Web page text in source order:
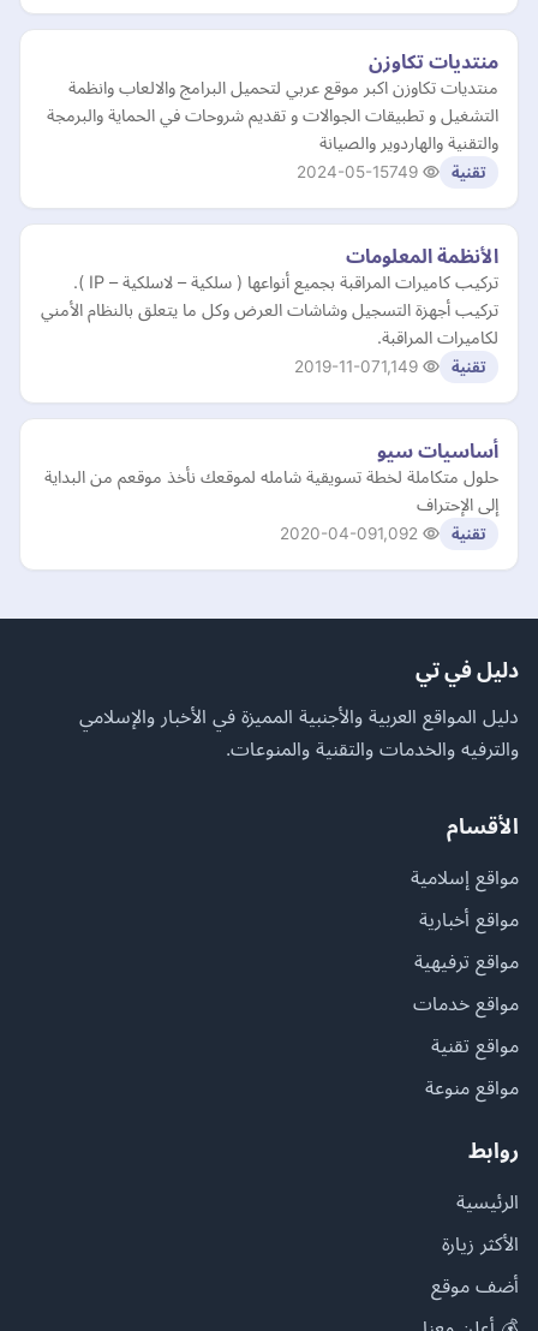
منتديات تكاوزن
منتديات تكاوزن اكبر موقع عربي لتحميل البرامج والالعاب وانظمة
التشغيل و تطبيقات الجوالات و تقديم شروحات في الحماية والبرمجة
والتقنية والهاردوير والصيانة
تقنية 2024-05-15
الأنظمة المعلومات
تركيب كاميرات المراقبة بجميع أنواعها ( سلكية – لاسلكية – IP ).
تركيب أجهزة التسجيل وشاشات العرض وكل ما يتعلق بالنظام الأمني
لكاميرات المراقبة.
تقنية 2019-11-07
أساسيات سيو
حلول متكاملة لخطة تسويقية شامله لموقعك نأخذ موقعم من البداية
إلى الإحتراف
تقنية 2020-04-09
دليل في تي
دليل المواقع العربية والأجنبية المميزة في الأخبار والإسلامي
والترفيه والخدمات والتقنية والمنوعات.
الأقسام
مواقع إسلامية
مواقع أخبارية
مواقع ترفيهية
مواقع خدمات
مواقع تقنية
مواقع منوعة
روابط
الرئيسية
الأكثر زيارة
أضف موقع